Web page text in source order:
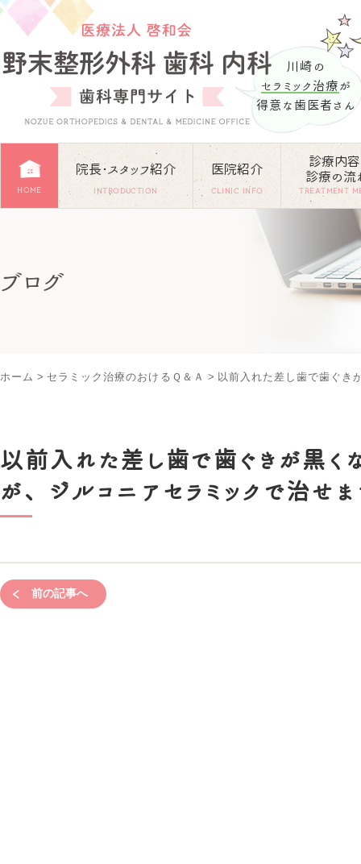
川崎の
セラミック治療 が
得意な歯医者さん
HOME
院長･スタッフ紹介
INTRODUCTION
医院紹介
CLINIC INFO
診療内
診療の流
TREATMENT
ブログ
ホーム > セラミック治療のおけるＱ＆Ａ > 以前入れた差し歯で歯ぐき
以前入れた差し歯で歯ぐきが黒く
が、ジルコニアセラミックで治せ
前の記事へ